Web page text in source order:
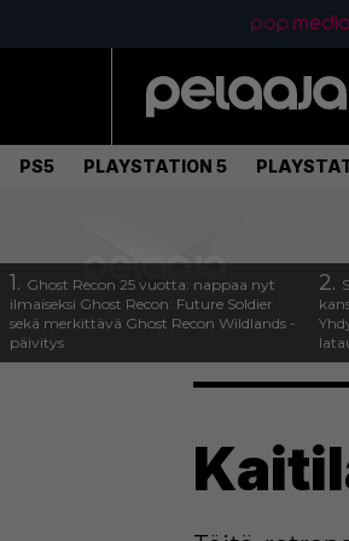
PS5 PLAYSTATION 5
1. Ghost Recon 25 vuotta: nappaa nyt
ilmaiseksi Ghost Recon: Future Soldier
sekä merkittävä Ghost Recon Wildlands -
päivitys
2.